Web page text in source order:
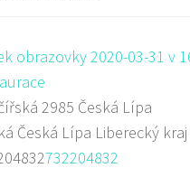
2985 Česká Lípa
Česká Lípa Liberecký kraj
732204832